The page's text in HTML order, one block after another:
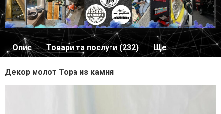
Опис Товари та послуги (232) Ще
Декор молот Тора из камня